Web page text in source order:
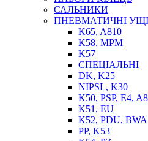
НАГНІТАЧІ
МУФТИ (НАСАДКИ) ДЛЯ
МАСЛЯНКИ, ЛІЙКИ
ПРЕС-МАСЛЯНКИ
ШЛАНГИ, ТРУБКИ
ШПРИЦИ МАСТИЛЬНІ
САЛЬНИКИ
ПНЕВМАТИЧНІ
K65, A810
K58, MPM
K57
СПЕЦІАЛЬНІ
DK, K25
NIPSL, K30
K50, PSP, E4,
K51, EU
K52, PDU, BWA
PP, K53